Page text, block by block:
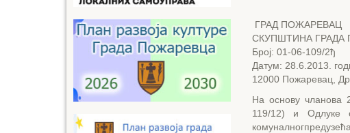
ГРАД ПОЖАРЕВАЦ
СКУПШТИНА ГРАДА
Број: 01-06-109/2ђ
Датум: 28.6.2013.
12000 Пожаревац,
На основу чланова
119/12) и Одлуке